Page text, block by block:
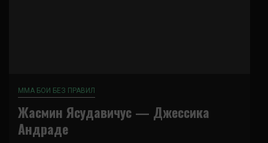
ММА БОИ БЕЗ ПРАВИЛ
Жасмин Ясудавичус — Джессика
Андраде